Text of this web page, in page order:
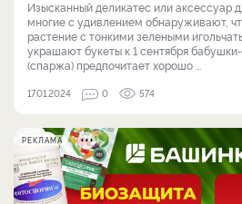
Изысканный деликатес или аксессуар
многие с удивлением обнаруживают,
растение с тонкими зелеными
украшают букеты к 1 сентября
(спаржа) предпочитает хорошо ...
17.01.2024 0 574
РЕКЛАМА